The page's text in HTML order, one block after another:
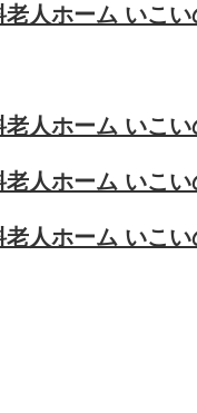
老人ホーム いこ
老人ホーム いこ
老人ホーム いこ
老人ホーム いこ